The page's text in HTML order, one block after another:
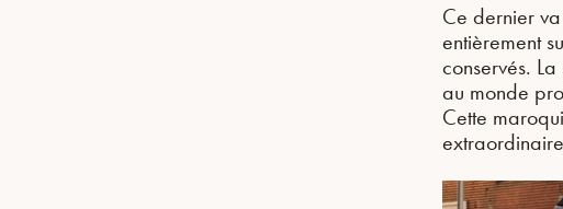
Ce dernier
entièrement
conservés.
au monde
Cette